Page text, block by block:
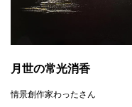
月世の常光消香
情景創作家わったさん